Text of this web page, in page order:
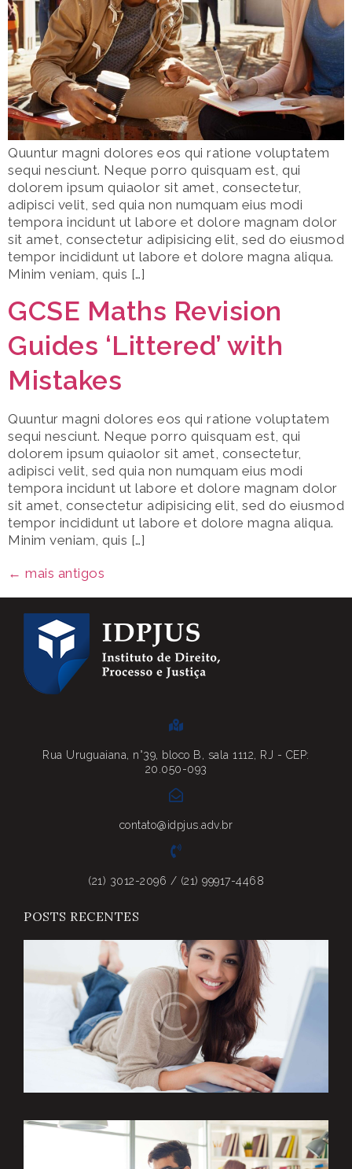
Quuntur magni dolores eos qui ratione voluptatem
sequi nesciunt. Neque porro quisquam est, qui
dolorem ipsum quiaolor sit amet, consectetur,
adipisci velit, sed quia non numquam eius modi
tempora incidunt ut labore et dolore magnam dolor
sit amet, consectetur adipisicing elit, sed do eiusmod
tempor incididunt ut labore et dolore magna aliqua.
Minim veniam, quis […]
GCSE Maths Revision
Guides ‘Littered’ with
Mistakes
Quuntur magni dolores eos qui ratione voluptatem
sequi nesciunt. Neque porro quisquam est, qui
dolorem ipsum quiaolor sit amet, consectetur,
adipisci velit, sed quia non numquam eius modi
tempora incidunt ut labore et dolore magnam dolor
sit amet, consectetur adipisicing elit, sed do eiusmod
tempor incididunt ut labore et dolore magna aliqua.
Minim veniam, quis […]
← mais antigos
Rua Uruguaiana, n°39, bloco B, sala 1112, RJ - CEP:
20.050-093
contato@idpjus.adv.br
(21) 3012-2096 / (21) 99917-4468
POSTS RECENTES